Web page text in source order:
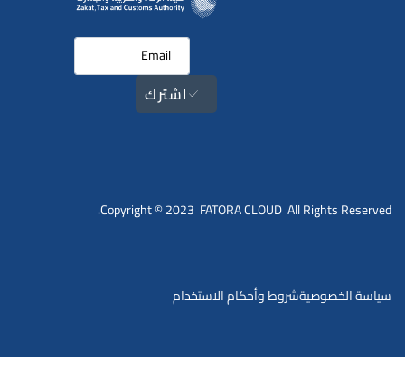
اشترك
Copyright © 2023 FATORA CLOUD All Rights Reserved.
سياسة الخصوصيةشروط وأحكام الاستخدام